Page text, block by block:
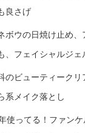
良さげ
ボウの日焼け止め
、フェイシャルジェ
のビューティーク
系メイク落とし
使ってる！ファン